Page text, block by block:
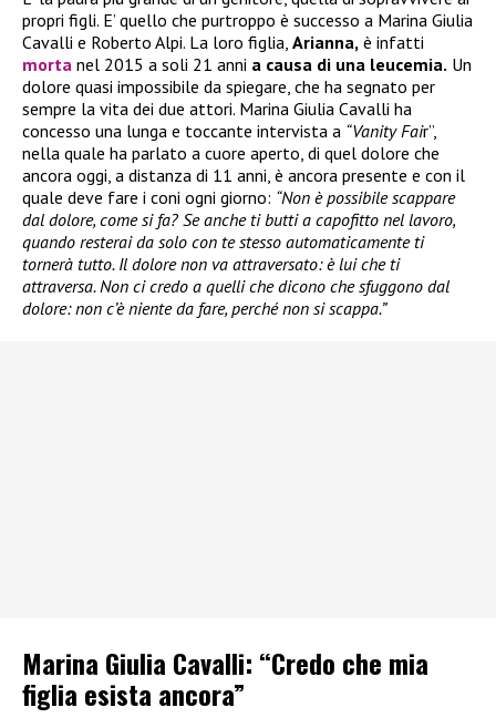
propri figli. E’ quello che purtroppo è successo a Marina Giulia
Cavalli e Roberto Alpi. La loro figlia, Arianna, è infatti
morta nel 2015 a soli 21 anni a causa di una leucemia. Un
dolore quasi impossibile da spiegare, che ha segnato per
sempre la vita dei due attori. Marina Giulia Cavalli ha
concesso una lunga e toccante intervista a “Vanity Fair”,
nella quale ha parlato a cuore aperto, di quel dolore che
ancora oggi, a distanza di 11 anni, è ancora presente e con il
quale deve fare i coni ogni giorno: “Non è possibile scappare
dal dolore, come si fa? Se anche ti butti a capofitto nel lavoro,
quando resterai da solo con te stesso automaticamente ti
tornerà tutto. Il dolore non va attraversato: è lui che ti
attraversa. Non ci credo a quelli che dicono che sfuggono dal
dolore: non c’è niente da fare, perché non si scappa.”
Marina Giulia Cavalli: “Credo che mia
figlia esista ancora”